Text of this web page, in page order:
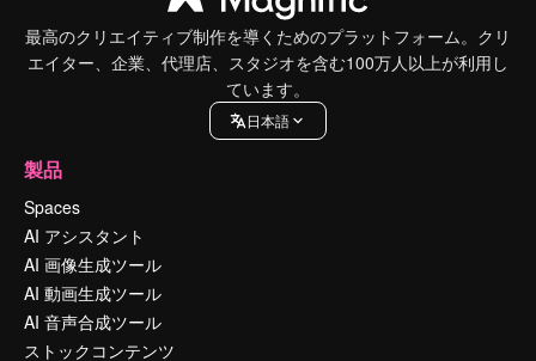
最高のクリエイティブ制作を導くためのプラットフォーム。クリ
エイター、企業、代理店、スタジオを含む100万人以上が利用し
ています。
日本語
製品
Spaces
AI アシスタント
AI 画像生成ツール
AI 動画生成ツール
AI 音声合成ツール
ストックコンテンツ